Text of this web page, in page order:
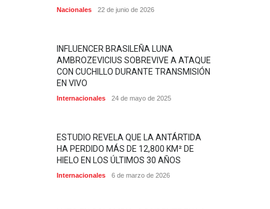
Nacionales 22 de junio de 2026
INFLUENCER BRASILEÑA LUNA
AMBROZEVICIUS SOBREVIVE A ATAQUE
CON CUCHILLO DURANTE TRANSMISIÓN
EN VIVO
Internacionales 24 de mayo de 2025
ESTUDIO REVELA QUE LA ANTÁRTIDA
HA PERDIDO MÁS DE 12,800 KM² DE
HIELO EN LOS ÚLTIMOS 30 AÑOS
Internacionales 6 de marzo de 2026